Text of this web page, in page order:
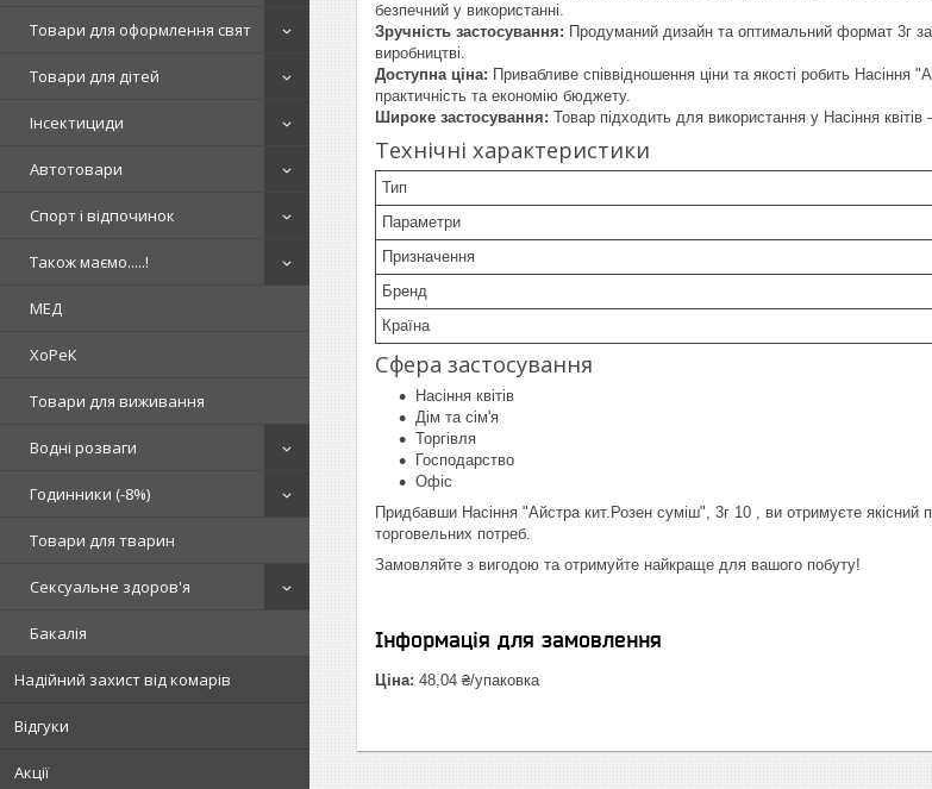
Товари для оформлення свят
Товари для дітей
Інсектициди
Автотовари
Спорт і відпочинок
Також маємо.....!
МЕД
ХоРеК
Товари для виживання
Водні розваги
Годинники (-8%)
Товари для тварин
Сексуальне здоров'я
Бакалія
Надійний захист від комарів
Відгуки
Акції
безпечний у використанні.
Зручність застосування: Продуманий дизайн та оптимальний формат 3г
виробництві.
Доступна ціна: Привабливе співвідношення ціни та якості робить
практичність та економію бюджету.
Широке застосування: Товар підходить для використання у Насіння
Технічні характеристики
Тип
Параметри
Призначення
Бренд
Країна
Сфера застосування
Насіння квітів
Дім та сім'я
Торгівля
Господарство
Офіс
Придбавши Насіння "Айстра кит.Розен суміш", 3г 10 , ви отримуєте
торговельних потреб.
Замовляйте з вигодою та отримуйте найкраще для вашого побуту!
Інформація для замовлення
Ціна: 48,04 ₴/упаковка